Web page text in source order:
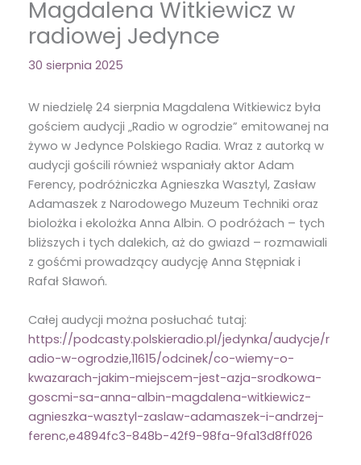
Magdalena Witkiewicz w
radiowej Jedynce
30 sierpnia 2025
W niedzielę 24 sierpnia Magdalena Witkiewicz była
gościem audycji „Radio w ogrodzie” emitowanej na
żywo w Jedynce Polskiego Radia. Wraz z autorką w
audycji gościli również wspaniały aktor Adam
Ferency, podróżniczka Agnieszka Wasztyl, Zasław
Adamaszek z Narodowego Muzeum Techniki oraz
biolożka i ekolożka Anna Albin. O podróżach – tych
bliższych i tych dalekich, aż do gwiazd – rozmawiali
z gośćmi prowadzący audycję Anna Stępniak i
Rafał Sławoń.
Całej audycji można posłuchać tutaj:
https://podcasty.polskieradio.pl/jedynka/audycje/r
adio-w-ogrodzie,11615/odcinek/co-wiemy-o-
kwazarach-jakim-miejscem-jest-azja-srodkowa-
goscmi-sa-anna-albin-magdalena-witkiewicz-
agnieszka-wasztyl-zaslaw-adamaszek-i-andrzej-
ferenc,e4894fc3-848b-42f9-98fa-9fa13d8ff026